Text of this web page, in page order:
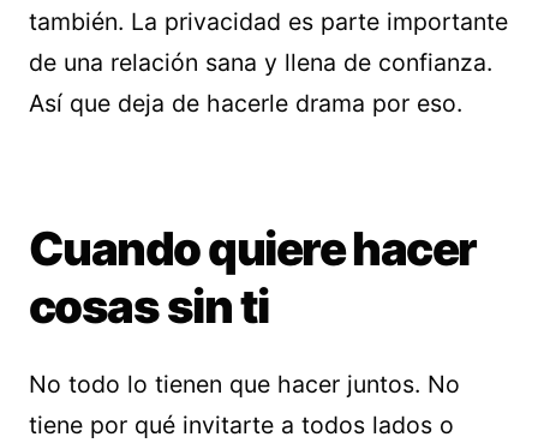
también. La privacidad es parte importante
de una relación sana y llena de confianza.
Así que deja de hacerle drama por eso.
Cuando quiere hacer
cosas sin ti
No todo lo tienen que hacer juntos. No
tiene por qué invitarte a todos lados o